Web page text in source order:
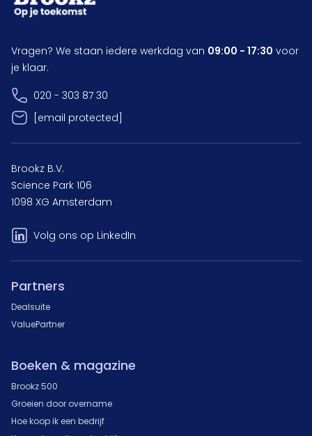
Vragen? We staan iedere werkdag van 09:00 - 17:30 voor
je klaar.
020 - 303 87 30
[email protected]
Brookz B.V.
Science Park 106
1098 XG Amsterdam
Volg ons op LinkedIn
Partners
Dealsuite
ValuePartner
Boeken & magazine
Brookz 500
Groeien door overname
Hoe koop ik een bedrijf